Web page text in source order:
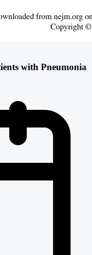
with Pneumonia